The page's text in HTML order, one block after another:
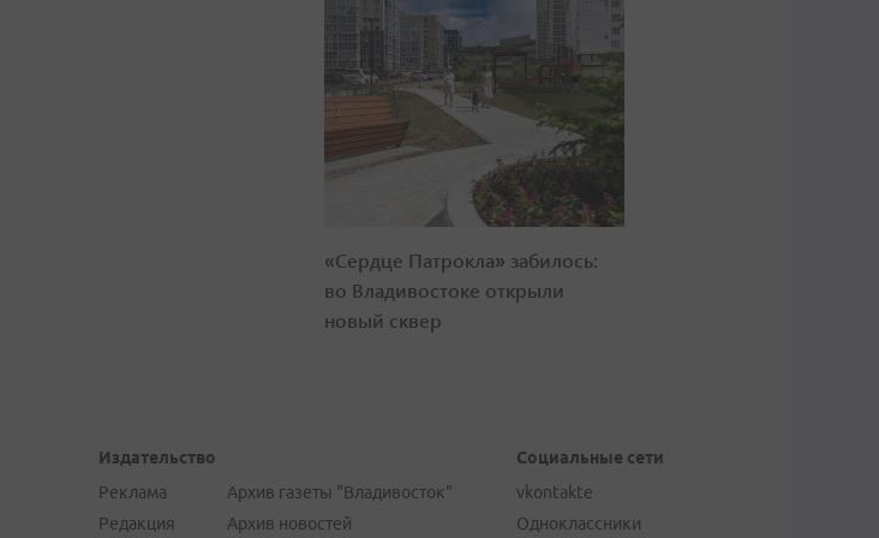
«Сердце Патрокла» забилось:
во Владивостоке открыли
новый сквер
Издательство
Реклама
Редакция
Архив газеты "Владивосток"
Архив новостей
Социальные сети
vkontakte
Одноклассники